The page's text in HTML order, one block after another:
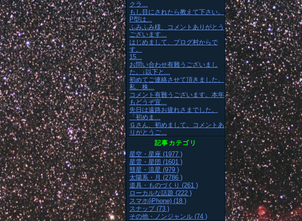
クラ...
もし目にされたら教えて下さい。
P型は...
ふみふみ様、コメントありがとう
ございます...
はじめまして、ブログ村からで
す。
15...
お問い合わせ有難うございまし
た。↓以下と...
初めてご連絡させて頂きました。
私、株...
コメント有難うございます。本年
もどうぞ宜...
先日は遠路お疲れさまでした。
「初めま...
Ｇさん、初めまして。コメントあ
りがとうご...
記事カテゴリ
星空・星座 (1977 )
星雲・星団 (1601 )
彗星・流星 (979 )
太陽系・月 (2786 )
道具・ものづくり (261 )
ローカルな話題 (222 )
スマホ(iPhone) (18 )
スナップ (73 )
その他・ノンジャンル (74 )